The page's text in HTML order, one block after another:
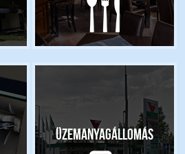
Üzemanyagállomás